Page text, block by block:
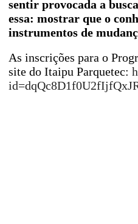
sentir provocada a
essa: mostrar que o
instrumentos de
As inscrições para o
site do Itaipu Parquetec: